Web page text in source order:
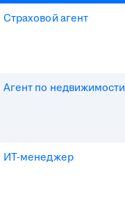
Страховой агент
Агент по недвижимости
ИТ-менеджер